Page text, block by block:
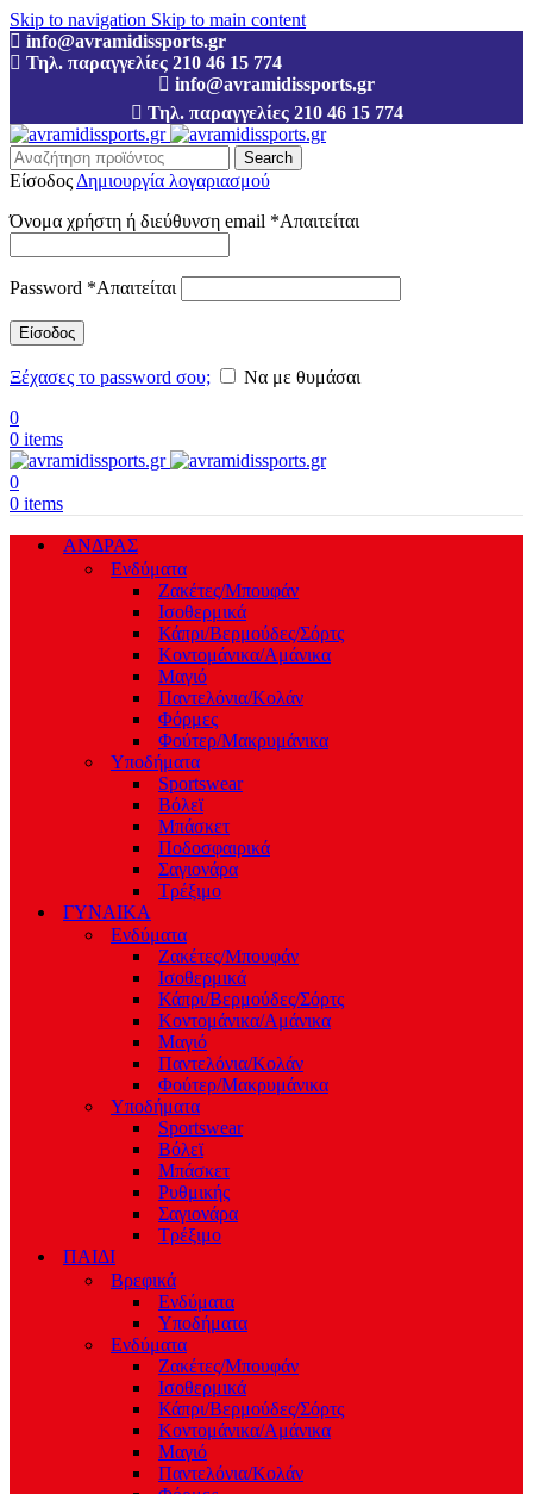
Skip to navigation Skip to main content
info@avramidissports.gr
Τηλ. παραγγελίες 210 46 15 774
info@avramidissports.gr
Τηλ. παραγγελίες 210 46 15 774
Search
Είσοδος Δημιουργία λογαριασμού
Όνομα χρήστη ή διεύθυνση email *Απαιτείται
Password *Απαιτείται
Είσοδος
Ξέχασες το password σου;
Να με θυμάσαι
0
0 items
0
0 items
ΑΝΔΡΑΣ
Ενδύματα
Ζακέτες/Μπουφάν
Ισοθερμικά
Κάπρι/Βερμούδες/Σόρτς
Κοντομάνικα/Αμάνικα
Μαγιό
Παντελόνια/Κολάν
Φόρμες
Φούτερ/Μακρυμάνικα
Υποδήματα
Sportswear
Βόλεϊ
Μπάσκετ
Ποδοσφαιρικά
Σαγιονάρα
Τρέξιμο
ΓΥΝΑΙΚΑ
Ενδύματα
Ζακέτες/Μπουφάν
Ισοθερμικά
Κάπρι/Βερμούδες/Σόρτς
Κοντομάνικα/Αμάνικα
Μαγιό
Παντελόνια/Κολάν
Φούτερ/Μακρυμάνικα
Υποδήματα
Sportswear
Βόλεϊ
Μπάσκετ
Ρυθμικής
Σαγιονάρα
Τρέξιμο
ΠΑΙΔΙ
Βρεφικά
Ενδύματα
Υποδήματα
Ενδύματα
Ζακέτες/Μπουφάν
Ισοθερμικά
Κάπρι/Βερμούδες/Σόρτς
Κοντομάνικα/Αμάνικα
Μαγιό
Παντελόνια/Κολάν